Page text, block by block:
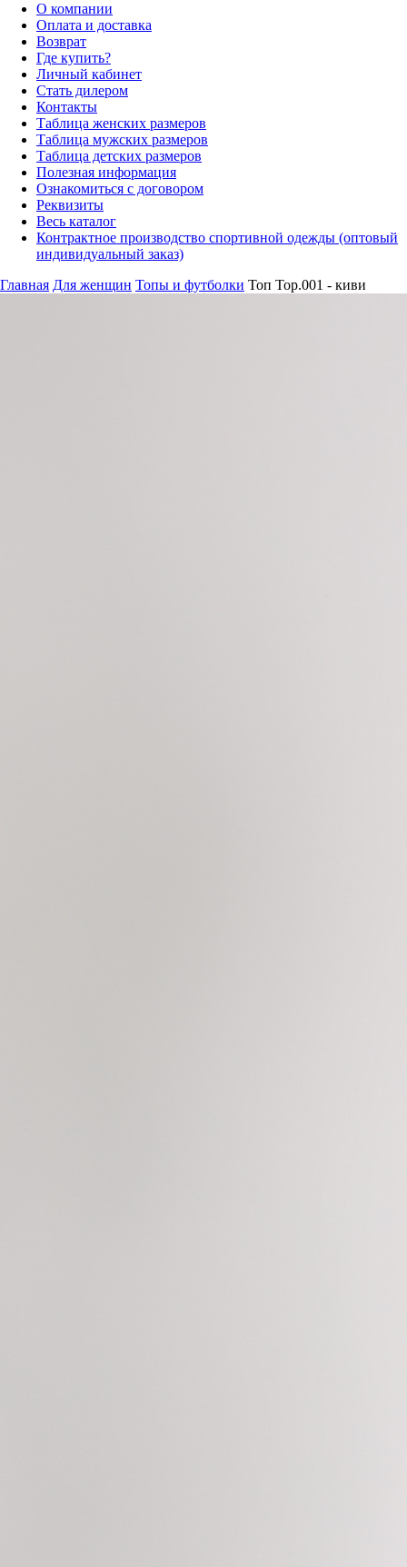
О компании
Оплата и доставка
Возврат
Где купить?
Личный кабинет
Стать дилером
Контакты
Таблица женских размеров
Таблица мужских размеров
Таблица детских размеров
Полезная информация
Ознакомиться с договором
Реквизиты
Весь каталог
Контрактное производство спортивной одежды (оптовый
индивидуальный заказ)
Главная Для женщин Топы и футболки Топ Top.001 - киви